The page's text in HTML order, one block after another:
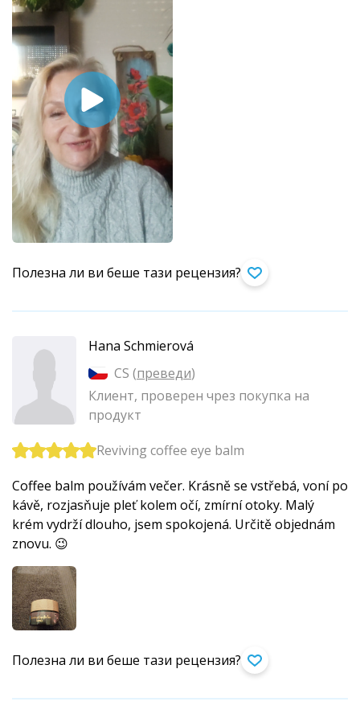
Полезна ли ви беше тази рецензия?
Hana Schmierová
CS (преведи)
Клиент, проверен чрез покупка на
продукт
Reviving coffee eye balm
Coffee balm používám večer. Krásně se vstřebá, voní po
kávě, rozjasňuje pleť kolem očí, zmírní otoky. Malý
krém vydrží dlouho, jsem spokojená. Určitě objednám
znovu. 😉
Полезна ли ви беше тази рецензия?